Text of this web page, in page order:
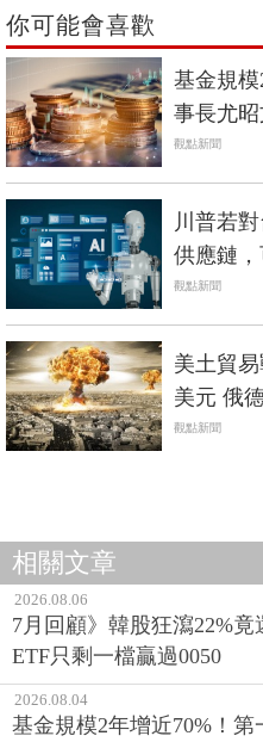
你可能會喜歡
基金規
事長尤
代
觀點新聞
川普若
供應鏈
觀點新聞
美土貿
美元 俄
觀點新聞
相關文章
2026.08.06
7月回顧》韓股狂瀉22%
ETF只剩一檔贏過0050
2026.08.04
基金規模2年增近70%！